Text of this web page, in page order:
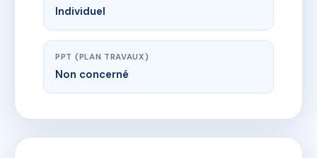
Individuel
PPT (PLAN TRAVAUX)
Non concerné